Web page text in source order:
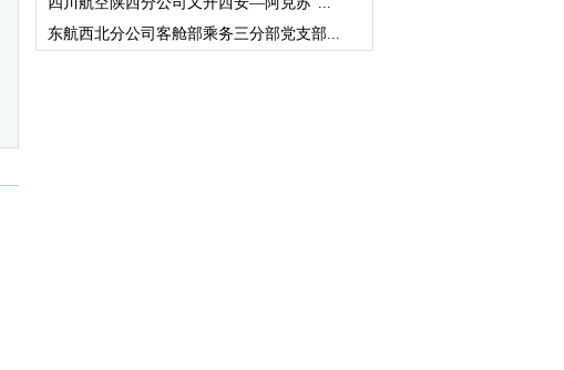
东航西北分公司客舱部乘务三分部党支部...